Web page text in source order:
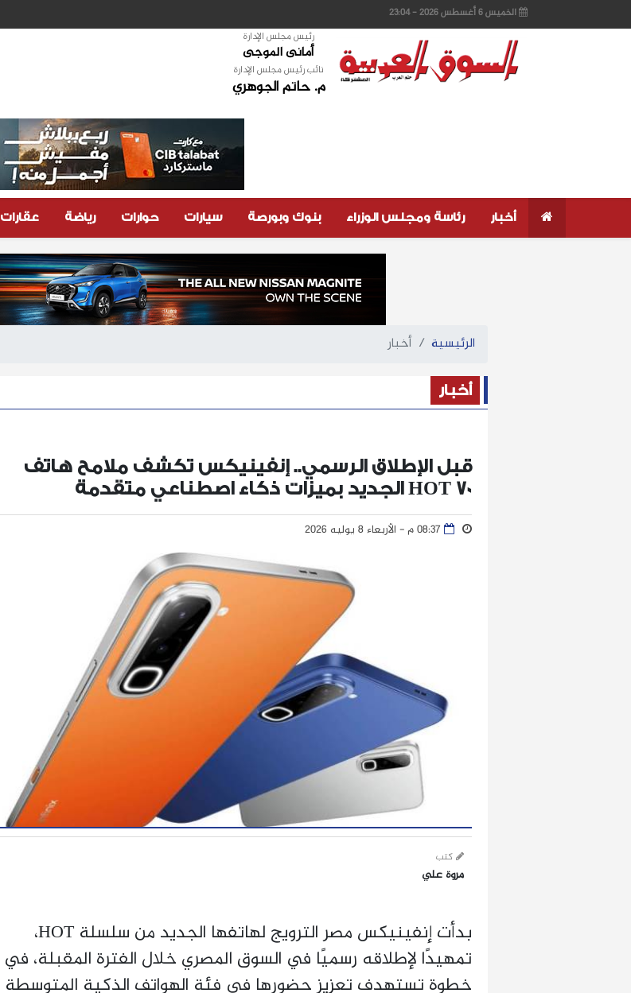
الخميس 6 أغسطس 2026 - 23:04
رئيس مجلس الإدارة
أمانى الموجى
نائب رئيس مجلس الإدارة
م. حاتم الجوهري
أخبار رئاسة ومجلس الوزراء بنوك وبورصة سيارات حوارات رياضة عقارات
الرئيسية أخبار
أخبار
قبل الإطلاق الرسمي.. إنفينيكس تكشف ملامح هاتف
HOT 70 الجديد بميزات ذكاء اصطناعي متقدمة
كتب
مروة علي
بدأت إنفينيكس مصر الترويج لهاتفها الجديد من سلسلة HOT،
تمهيدًا لإطلاقه رسميًا في السوق المصري خلال الفترة المقبلة، في
خطوة تستهدف تعزيز حضورها في فئة الهواتف الذكية المتوسطة